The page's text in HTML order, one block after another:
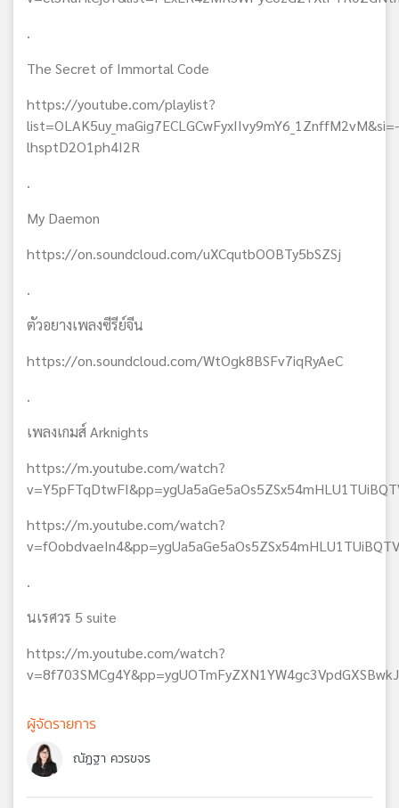
.
The Secret of Immortal Code
https://youtube.com/playlist?
list=OLAK5uy_maGig7ECLGCwFyxIIvy9mY6_1ZnffM2vM&si=-
lhsptD2O1ph4I2R
.
My Daemon
https://on.soundcloud.com/uXCqutbOOBTy5bSZSj
.
ตัวอยางเพลงซีรีย์จีน
https://on.soundcloud.com/WtOgk8BSFv7iqRyAeC
.
เพลงเกมส์ Arknights
https://m.youtube.com/watch?
https://m.youtube.com/watch?
.
นเรศวร 5 suite
https://m.youtube.com/watch?
ผู้จัดรายการ
ณัฏฐา ควรขจร